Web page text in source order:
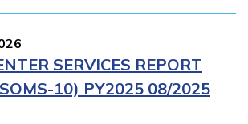
SERVICES REPORT
10) PY2025 08/2025